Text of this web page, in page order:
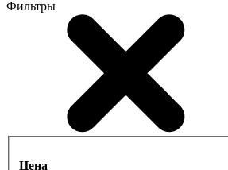
Фильтры
Цена